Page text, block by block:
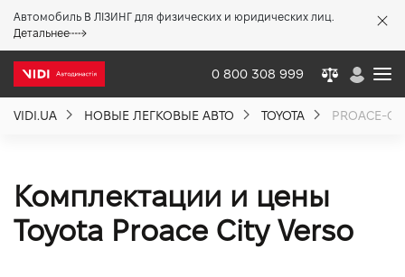
Автомобиль В ЛІЗИНГ для физических и юридических лиц.
Детальнее
0 800 308 999
VIDI.UA НОВЫЕ ЛЕГКОВЫЕ АВТО TOYOTA PROACE-
Комплектации и цены
Toyota Proace City Verso
Акции %
Новости